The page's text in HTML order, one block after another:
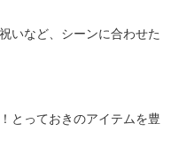
いなど、シーンに合わせた
とっておきのアイテムを豊